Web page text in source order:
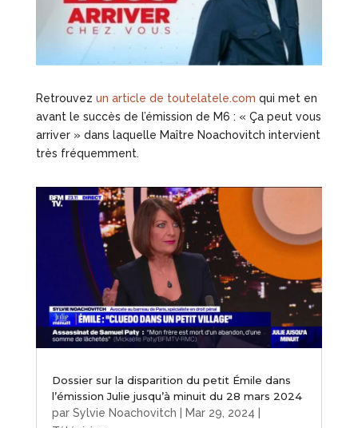
Retrouvez un article de toutelatele.com qui met en
avant le succès de l’émission de M6 : « Ça peut vous
arriver » dans laquelle Maître Noachovitch intervient
très fréquemment.
Dossier sur la disparition du petit Émile dans
l’émission Julie jusqu’à minuit du 28 mars 2024
par Sylvie Noachovitch | Mar 29, 2024 |